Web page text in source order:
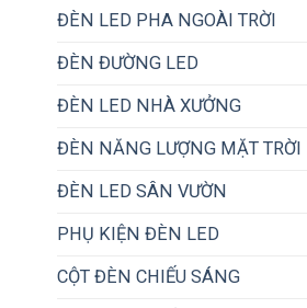
ĐÈN LED PHA NGOÀI TRỜI
ĐÈN ĐƯỜNG LED
ĐÈN LED NHÀ XƯỞNG
ĐÈN NĂNG LƯỢNG MẶT TRỜI
ĐÈN LED SÂN VƯỜN
PHỤ KIỆN ĐÈN LED
CỘT ĐÈN CHIẾU SÁNG